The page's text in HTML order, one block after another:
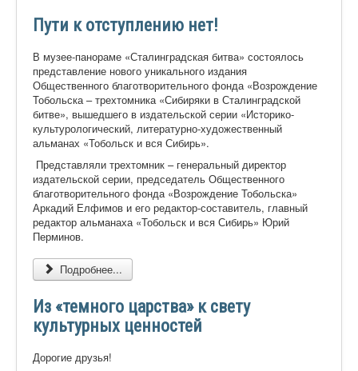
Пути к отступлению нет!
В музее-панораме «Сталинградская битва» состоялось
представление нового уникального издания
Общественного благотворительного фонда «Возрождение
Тобольска – трехтомника «Сибиряки в Сталинградской
битве», вышедшего в издательской серии «Историко-
культурологический, литературно-художественный
альманах «Тобольск и вся Сибирь».
Представляли трехтомник – генеральный директор
издательской серии, председатель Общественного
благотворительного фонда «Возрождение Тобольска»
Аркадий Елфимов и его редактор-составитель, главный
редактор альманаха «Тобольск и вся Сибирь» Юрий
Перминов.
Подробнее...
Из «темного царства» к свету
культурных ценностей
Дорогие друзья!